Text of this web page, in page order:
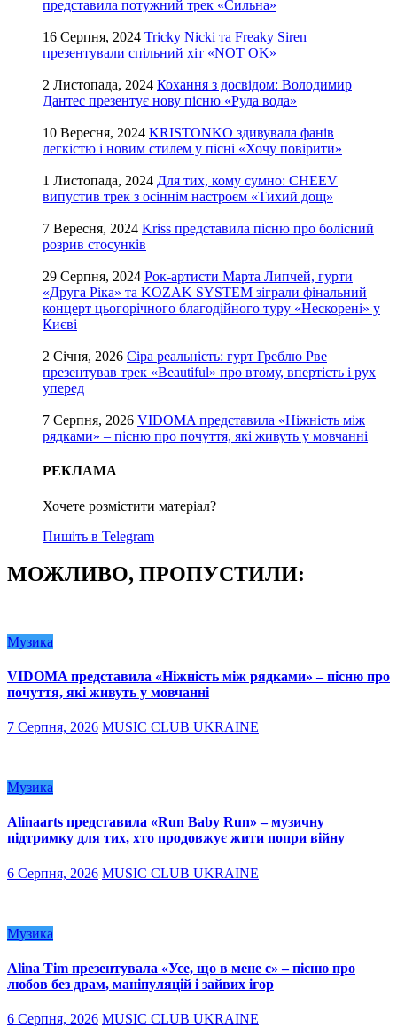
представила потужний трек «Сильна»
16 Серпня, 2024 Tricky Nicki та Freaky Siren
презентували спільний хіт «NOT OK»
2 Листопада, 2024 Кохання з досвідом: Володимир
Дантес презентує нову пісню «Руда вода»
10 Вересня, 2024 KRISTONKO здивувала фанів
легкістю і новим стилем у пісні «Хочу повірити»
1 Листопада, 2024 Для тих, кому сумно: CHEEV
випустив трек з осіннім настроєм «Тихий дощ»
7 Вересня, 2024 Kriss представила пісню про болісний
розрив стосунків
29 Серпня, 2024 Рок-артисти Марта Липчей, гурти
«Друга Ріка» та KOZAK SYSTEM зіграли фінальний
концерт цьогорічного благодійного туру «Нескорені» у
Києві
2 Січня, 2026 Сіра реальність: гурт Греблю Рве
презентував трек «Beautiful» про втому, впертість і рух
уперед
7 Серпня, 2026 VIDOMA представила «Ніжність між
рядками» – пісню про почуття, які живуть у мовчанні
РЕКЛАМА
Хочете розмістити матеріал?
Пишіть в Telegram
МОЖЛИВО, ПРОПУСТИЛИ:
Музика
VIDOMA представила «Ніжність між рядками» – пісню про
почуття, які живуть у мовчанні
7 Серпня, 2026 MUSIC CLUB UKRAINE
Музика
Alinaarts представила «Run Baby Run» – музичну
підтримку для тих, хто продовжує жити попри війну
6 Серпня, 2026 MUSIC CLUB UKRAINE
Музика
Alina Tim презентувала «Усе, що в мене є» – пісню про
любов без драм, маніпуляцій і зайвих ігор
6 Серпня, 2026 MUSIC CLUB UKRAINE